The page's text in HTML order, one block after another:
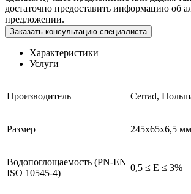
достаточно предоставить информацию об
предложении.
Заказать консультацию специалиста
Характеристики
Услуги
Производитель Cerrad,
Размер 245х65х6,5 мм
Водопоглощаемость (PN-EN
ISO 10545-4)
0,5 ≤ E ≤ 3%